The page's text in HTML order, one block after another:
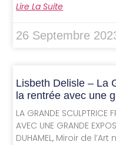
Lire La Suite
26 Septembre
Lisbeth Delisle – La
la rentrée avec une
LA GRANDE SCULPTRICE
AVEC UNE GRANDE
DUHAMEL, Miroir de l’Art